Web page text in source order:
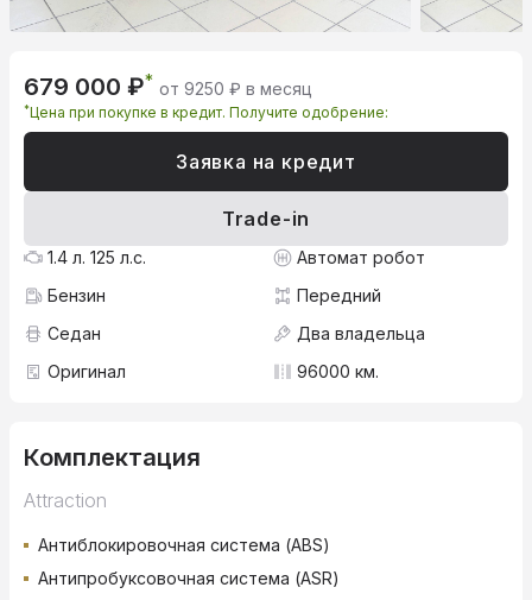
679 000 ₽* от 9250 ₽ в месяц
*Цена при покупке в кредит. Получите одобрение:
Заявка на кредит
Trade-in
1.4 л. 125 л.с.
Автомат робот
Бензин
Передний
Седан
Два владельца
Оригинал
96000 км.
Комплектация
Attraction
Антиблокировочная система (ABS)
Антипробуксовочная система (ASR)